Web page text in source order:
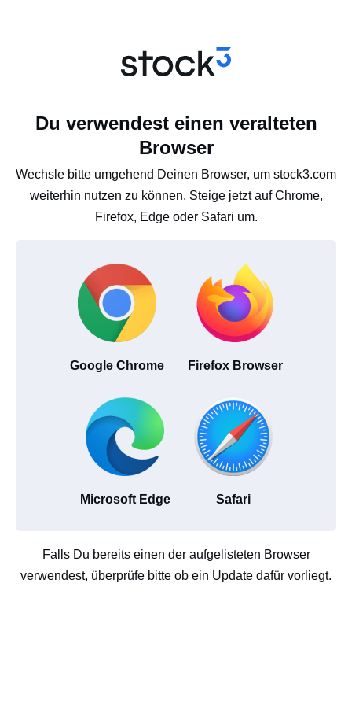
Du verwendest einen veralteten
Browser
Wechsle bitte umgehend Deinen Browser, um stock3.com
weiterhin nutzen zu können. Steige jetzt auf Chrome,
Firefox, Edge oder Safari um.
Google Chrome Firefox Browser
Microsoft Edge Safari
Falls Du bereits einen der aufgelisteten Browser
verwendest, überprüfe bitte ob ein Update dafür vorliegt.